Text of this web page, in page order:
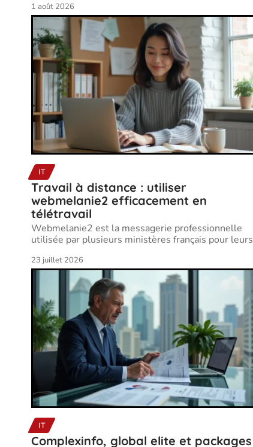
1 août 2026
IT
Travail à distance : utiliser
webmelanie2 efficacement en
télétravail
Webmelanie2 est la messagerie professionnelle
utilisée par plusieurs ministères français pour leurs
23 juillet 2026
IT
Complexinfo, global elite et packages